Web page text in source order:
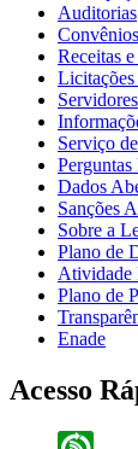
Auditorias
Receitas
Licitações
Servidores
Serviço
Perguntas
Dados
Sanções
Sobre a
Plano de
Atividade
Plano de
Enade
Acesso